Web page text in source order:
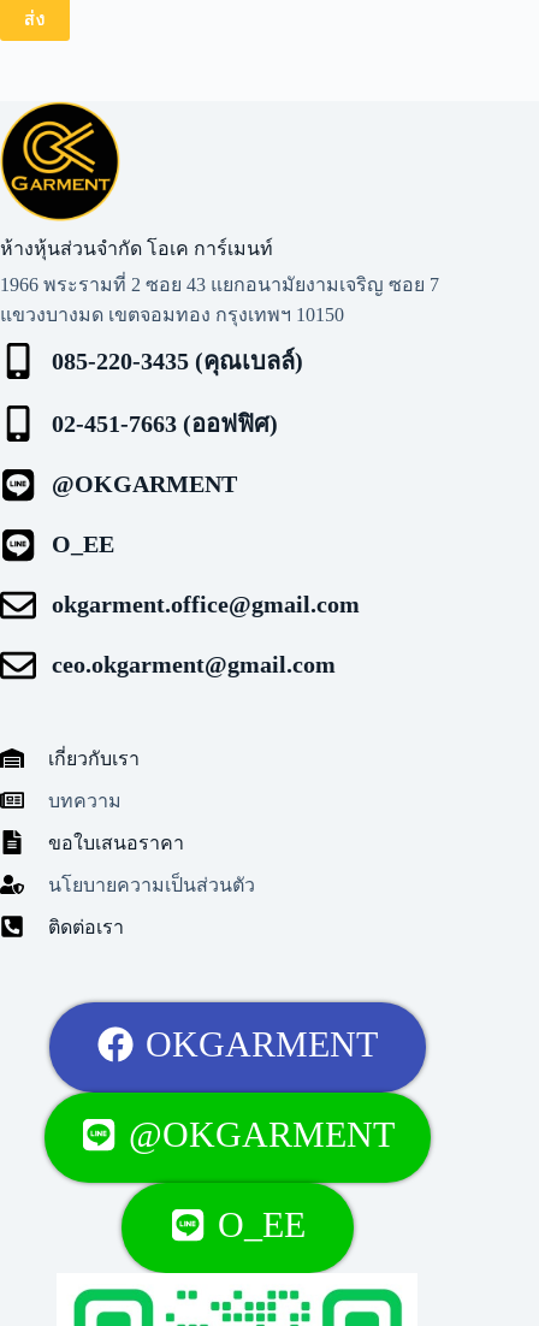
ส่ง
ห้างหุ้นส่วนจำกัด โอเค การ์เมนท์​
1966 พระรามที่ 2 ซอย 43 แยกอนามัยงามเจริญ ซอย 7
แขวงบางมด เขตจอมทอง กรุงเทพฯ 10150
085-220-3435 (คุณเบลล์)
02-451-7663 (ออฟฟิศ)
@OKGARMENT
O_EE
okgarment.office@gmail.com
ceo.okgarment@gmail.com
เกี่ยวกับเรา
บทความ
ขอใบเสนอราคา
นโยบายความเป็นส่วนตัว
ติดต่อเรา
OKGARMENT
@OKGARMENT
O_EE